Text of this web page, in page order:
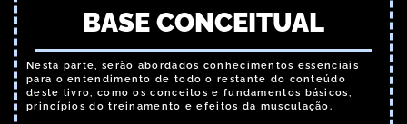
BASE CONCEITUAL
Nesta parte, serão abordados conhecimentos essenciais
para o entendimento de todo o restante do conteúdo
deste livro, como os conceitos e fundamentos básicos,
princípios do treinamento e efeitos da musculação.